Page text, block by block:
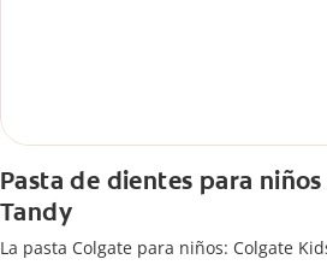
Pasta de dientes para
Tandy
La pasta Colgate para niños: Colgate